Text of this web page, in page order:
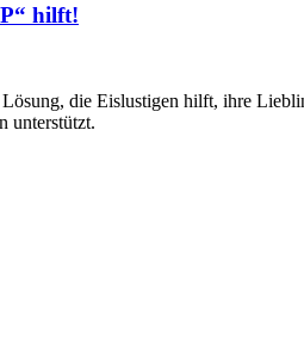
hilft!
die Eislustigen hilft, ihre
unterstützt.